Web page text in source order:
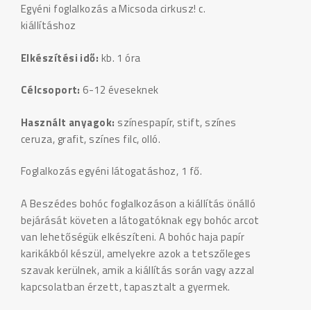
Egyéni foglalkozás a Micsoda cirkusz! c.
kiállításhoz
Elkészítési idő: kb. 1 óra
Célcsoport: 6-12 éveseknek
Használt anyagok: színespapír, stift, színes
ceruza, grafit, színes filc, olló.
Foglalkozás egyéni látogatáshoz, 1 fő.
A Beszédes bohóc foglalkozáson a kiállítás önálló
bejárását követen a látogatóknak egy bohóc arcot
van lehetőségük elkészíteni. A bohóc haja papír
karikákból készül, amelyekre azok a tetszőleges
szavak kerülnek, amik a kiállítás során vagy azzal
kapcsolatban érzett, tapasztalt a gyermek.